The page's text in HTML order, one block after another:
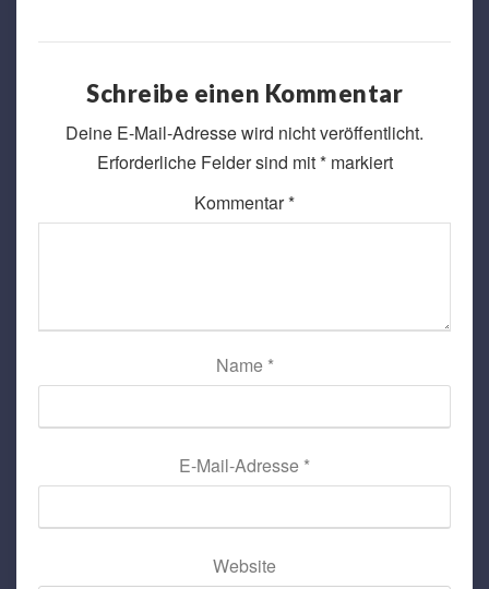
Schreibe einen Kommentar
Deine E-Mail-Adresse wird nicht veröffentlicht.
Erforderliche Felder sind mit*markiert
Kommentar*
Name *
E-Mail-Adresse *
Website